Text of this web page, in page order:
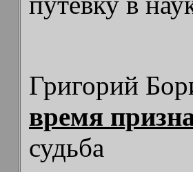
Григорий
время
судьба